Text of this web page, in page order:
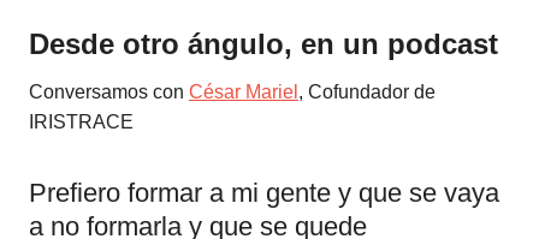
Desde otro ángulo, en un podcast
Conversamos con César Mariel , Cofundador de
IRISTRACE
Prefiero formar a mi gente y que se vaya
a no formarla y que se quede